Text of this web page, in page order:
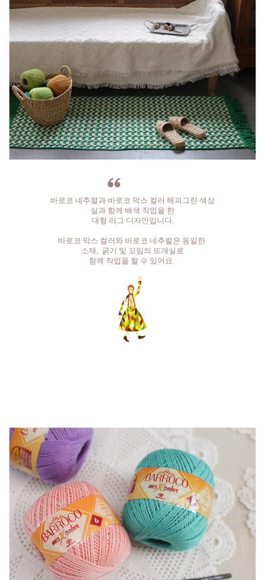
바로코 네추럴과 바로코 막스 컬러 해피그린 색상
실과 함께 배색 작업을 한
대형 러그 디자인입니다.
바로코 막스 컬러와 바로코 네추럴은 동일한
소재, 굵기 및 꼬임의 뜨개실로
함께 작업을 할 수 있어요.